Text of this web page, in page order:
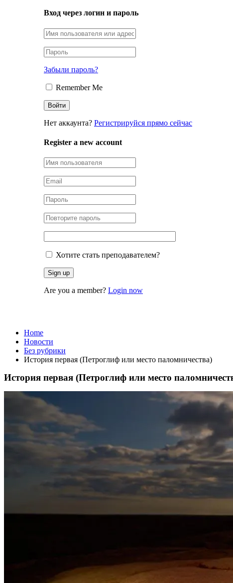
Вход через логин и пароль
Забыли пароль?
Remember Me
Нет аккаунта? Регистрируйся прямо сейчас
Register a new account
Хотите стать преподавателем?
Are you a member? Login now
Home
Новости
Без рубрики
История первая (Петроглиф или место паломничества)
История первая (Петроглиф или место